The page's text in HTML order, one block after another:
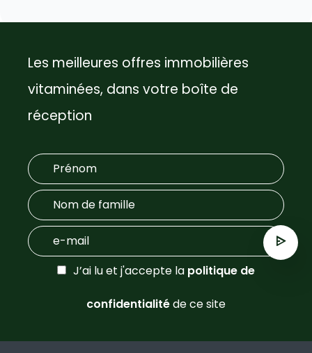
Les meilleures offres immobilières
vitaminées, dans votre boîte de
réception
J’ai lu et j'accepte la politique de
confidentialitéde ce site